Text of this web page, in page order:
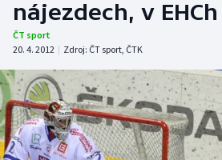
Tenis
Atletika
Cyklistika
DALŠÍ SPORTY
nájezdech, v
ČT sport
20. 4. 2012 | Zdroj: ČT sport, ČTK